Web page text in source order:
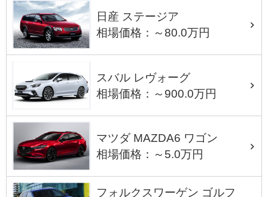
日産 ステージア
相場価格：～80.0万円
スバル レヴォーグ
相場価格：～900.0万円
マツダ MAZDA6 ワゴン
相場価格：～5.0万円
フォルクスワーゲン ゴルフ